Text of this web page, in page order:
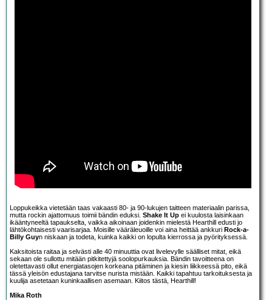
Loppukeikka vietetään taas vakaasti 80- ja 90-lukujen taitteen materiaalin parissa,
mutta rockin ajattomuus toimii bändin eduksi. Shake It Up ei kuulosta laisinkaan
ikääntyneeltä tapaukselta, vaikka aikoinaan joidenkin mielestä Hearthill edusti jo
lähtökohtaisesti vaarisarjaa. Moisille vääräleuoille voi aina heittää ankkuri Rock-a-
Billy Guyn niskaan ja todeta, kuinka kaikki on lopulta kierrossa ja pyörityksessä.
Kaksitoista raitaa ja selvästi alle 40 minuuttia ovat livelevylle säälliset mitat, eikä
sekaan ole sullottu mitään pitkitettyjä soolopurkauksia. Bändin tavoitteena on
oletettavasti ollut energiatasojen korkeana pitäminen ja kiesin liikkeessä pito, eikä
tässä yleisön edustajana tarvitse nurista mistään. Kaikki tapahtuu tarkoituksesta ja
kuulija asetetaan kuninkaallisen asemaan. Kiitos tästä, Hearthill!
Mika Roth